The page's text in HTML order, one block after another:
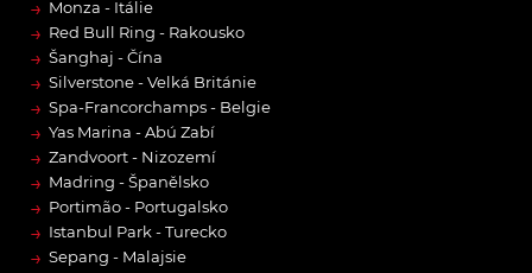
→ Monza - Itálie
→ Red Bull Ring - Rakousko
→ Šanghaj - Čína
→ Silverstone - Velká Británie
→ Spa-Francorchamps - Belgie
→ Yas Marina - Abú Zabí
→ Zandvoort - Nizozemí
→ Madring - Španělsko
→ Portimão - Portugalsko
→ Istanbul Park - Turecko
→ Sepang - Malajsie